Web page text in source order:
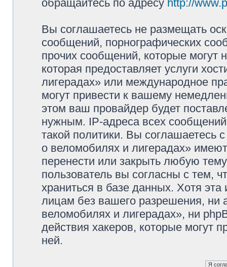
обращайтесь по адресу http://
Вы соглашаетесь не размещать
сообщений, порнографических
прочих сообщений, которые могут
которая предоставляет услуги
лигерадах» или международное
могут привести к вашему
этом ваш провайдер будет
нужным. IP-адреса всех
такой политики. Вы
о веломобилях и лигерадах»
перенести или закрыть любую
пользователь вы согласны с тем,
храниться в базе данных. Хотя
лицам без вашего разрешения, ни
веломобилях и лигерадах», ни
действия хакеров, которые могут
ней.